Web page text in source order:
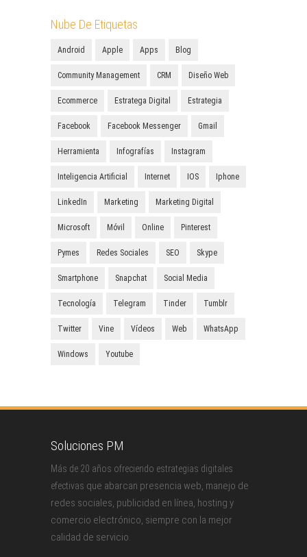
Nube De Etiquetas
Android Apple Apps Blog
Community Management CRM Diseño Web
Ecommerce Estratega Digital Estrategia
Facebook Facebook Messenger Gmail
Herramienta Infografías Instagram
Inteligencia Artificial Internet IOS Iphone
LinkedIn Marketing Marketing Digital
Microsoft Móvil Online Pinterest
Pymes Redes Sociales SEO Skype
Smartphone Snapchat Social Media
Tecnología Telegram Tinder Tumblr
Twitter Vine Vídeos Web WhatsApp
Windows Youtube
Soluciones PM
Más de 20 años ofreciendo estrategias digitales
efectivas que abarcan presencia web, manejo de
redes sociales, publicidad en línea, hosting y
comercio electrónico, siempre con la mejor
calidad de servicio.